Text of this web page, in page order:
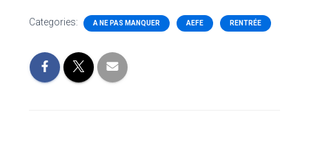
Categories: A NE PAS MANQUER AEFE RENTRÉE